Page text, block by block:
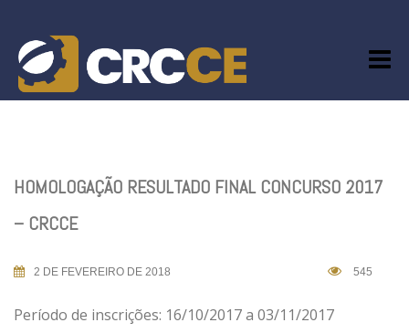
content
HOMOLOGAÇÃO RESULTADO FINAL CONCURSO 2017
– CRCCE
2 DE FEVEREIRO DE 2018 545
Período de inscrições: 16/10/2017 a 03/11/2017